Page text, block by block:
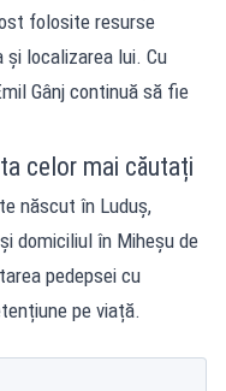
folosite resurse
localizarea lui. Cu
Gânj continuă să fie
celor mai căutați
născut în Luduș,
domiciliul în Miheșu de
pedepsei cu
pe viață.